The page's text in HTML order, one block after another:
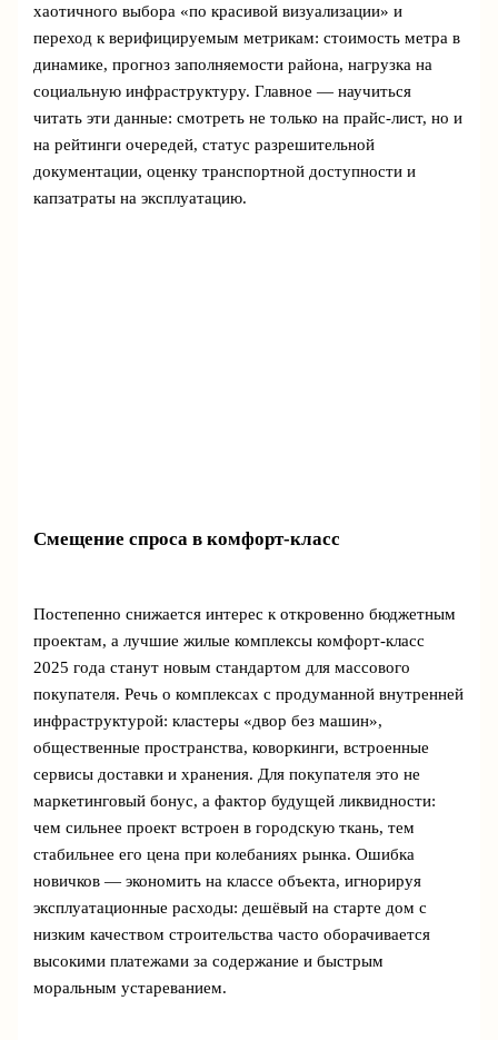
хаотичного выбора «по красивой визуализации» и
переход к верифицируемым метрикам: стоимость метра в
динамике, прогноз заполняемости района, нагрузка на
социальную инфраструктуру. Главное — научиться
читать эти данные: смотреть не только на прайс-лист, но и
на рейтинги очередей, статус разрешительной
документации, оценку транспортной доступности и
капзатраты на эксплуатацию.
Смещение спроса в комфорт-класс
Постепенно снижается интерес к откровенно бюджетным
проектам, а лучшие жилые комплексы комфорт-класс
2025 года станут новым стандартом для массового
покупателя. Речь о комплексах с продуманной внутренней
инфраструктурой: кластеры «двор без машин»,
общественные пространства, коворкинги, встроенные
сервисы доставки и хранения. Для покупателя это не
маркетинговый бонус, а фактор будущей ликвидности:
чем сильнее проект встроен в городскую ткань, тем
стабильнее его цена при колебаниях рынка. Ошибка
новичков — экономить на классе объекта, игнорируя
эксплуатационные расходы: дешёвый на старте дом с
низким качеством строительства часто оборачивается
высокими платежами за содержание и быстрым
моральным устареванием.